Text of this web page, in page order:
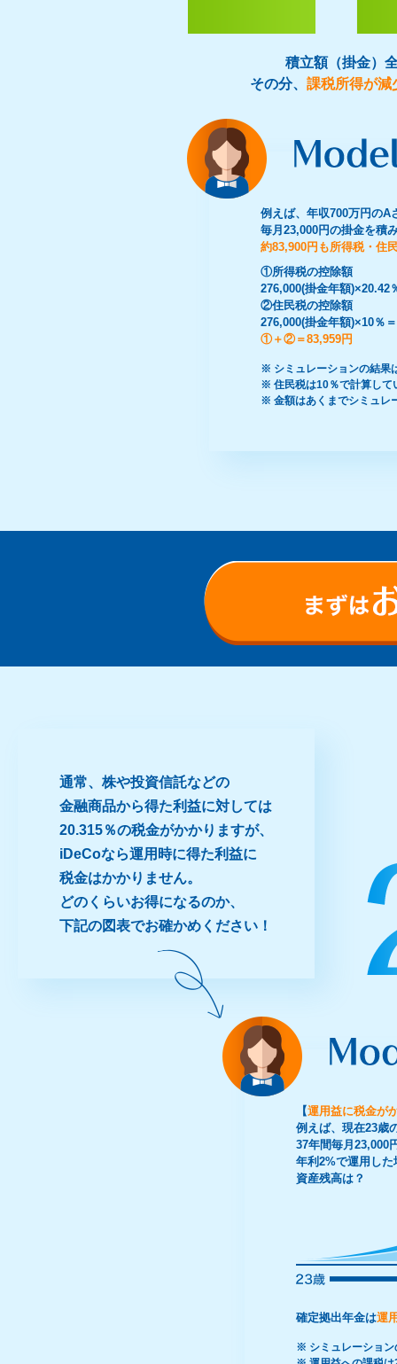
積立額（掛金）
その分、 課税所得が減
例えば、年収700万円のA
毎月23,000円の掛金を積
約83,900円も所得税・住
①所得税の控除額
276,000(掛金年額)×20.42
②住民税の控除額
276,000(掛金年額)×10％
①＋②＝83,959円
※ シミュレーションの結果
※ 住民税は10％で計算して
※ 金額はあくまでシミュレ
通常、株や投資信託などの
金融商品から得た利益に対しては
20.315％の税金がかかりますが、
iDeCoなら運用時に得た利益に
税金はかかりません。
どのくらいお得になるのか、
下記の図表でお確かめください！
【運用益に税金が
例えば、現在23歳
37年間毎月23,000
年利2%で運用し
資産残高は？
確定拠出年金は運
※ シミュレーション